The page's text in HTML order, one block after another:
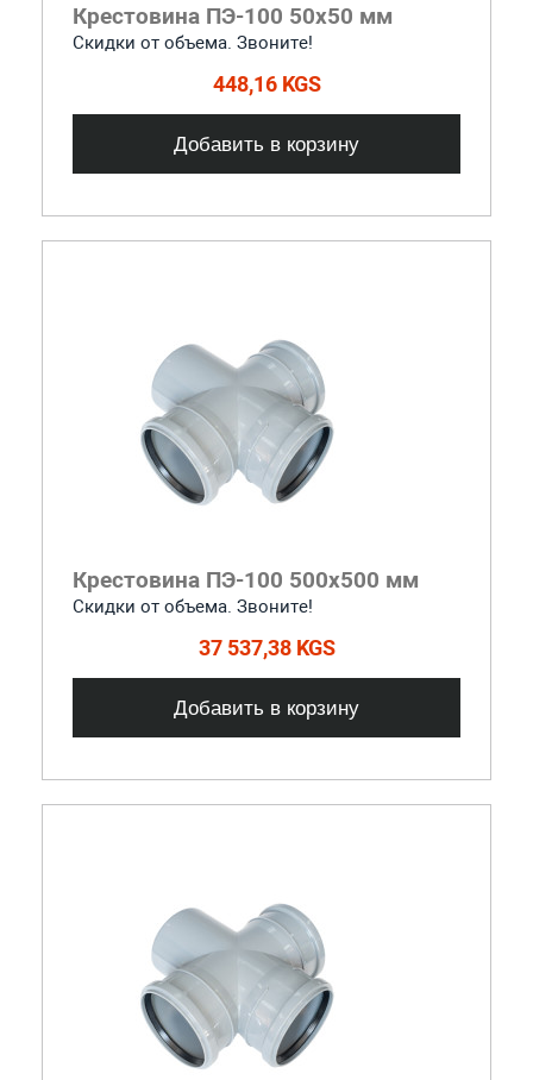
Крестовина ПЭ-100 50x50 мм
Скидки от объема. Звоните!
448,16 KGS
Добавить в корзину
Крестовина ПЭ-100 500x500 мм
Скидки от объема. Звоните!
37 537,38 KGS
Добавить в корзину